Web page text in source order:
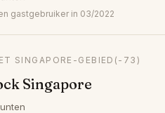
gastgebruiker in 03/2022
SINGAPORE-GEBIED (-73)
Singapore